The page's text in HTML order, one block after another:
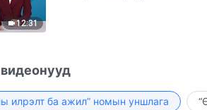
12:31
илрэлт ба ажил” номын уншлага